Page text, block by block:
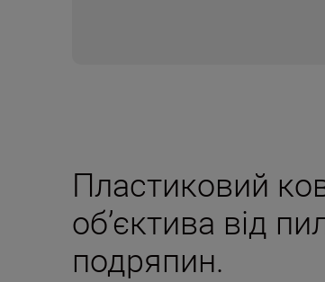
Пластиковий
об’єктива від
подряпин.